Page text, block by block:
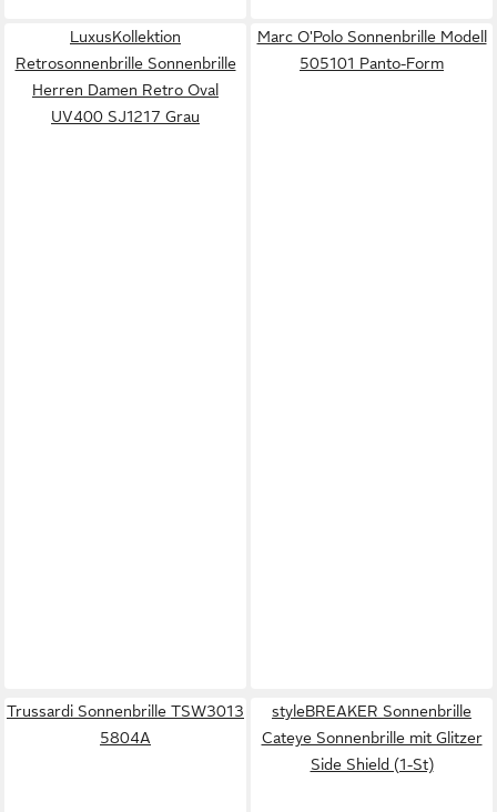
LuxusKollektion
Retrosonnenbrille Sonnenbrille
Herren Damen Retro Oval
UV400 SJ1217 Grau
Marc O'Polo Sonnenbrille Modell
505101 Panto-Form
Trussardi Sonnenbrille TSW3013
5804A
styleBREAKER Sonnenbrille
Cateye Sonnenbrille mit Glitzer
Side Shield (1-St)